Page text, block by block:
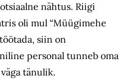
nähtus. Riigi
oli mul “Müügimehe
siin on
personal tunneb oma
tänulik.